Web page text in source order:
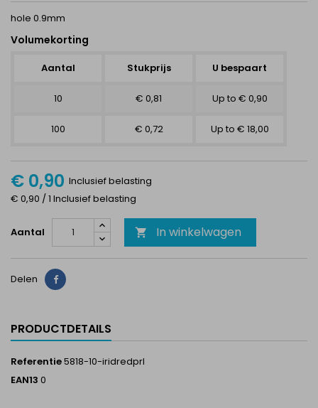
hole 0.9mm
Volumekorting
Aantal Stukprijs U bespaart
10 € 0,81 Up to € 0,90
100 € 0,72 Up to € 18,00
€ 0,90 Inclusief belasting
€ 0,90 / 1 Inclusief belasting
Aantal  In winkelwagen
Delen Delen
PRODUCTDETAILS
Referentie5818-10-iridredprl
EAN13 0